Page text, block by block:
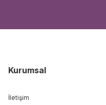
Kurumsal
İletişim